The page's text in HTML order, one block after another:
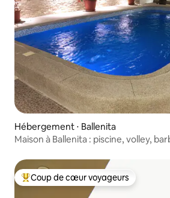
Hébergement ⋅ Ballenita
Maison à Ballenita : piscine, volley,
Coups de cœur voyageurs les plus
Coup de cœur voyageurs